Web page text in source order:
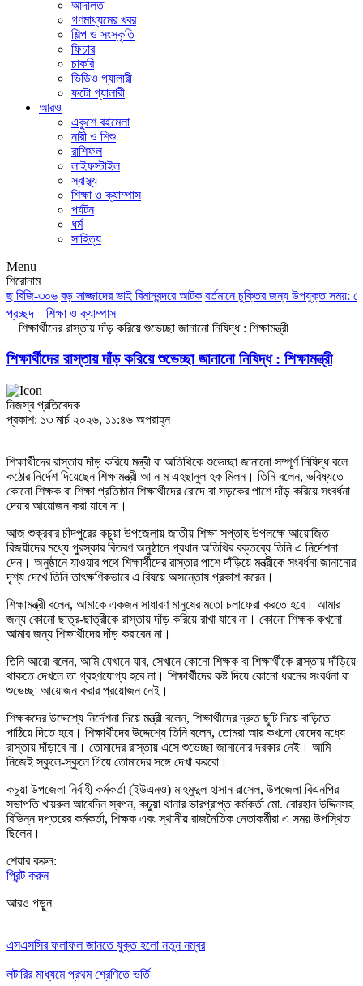
আদালত
গণমাধ্যমের খবর
শিল্প ও সংস্কৃতি
ফিচার
চাকরি
ভিডিও গ্যালারী
ফটো গ্যালারী
আরও
একুশে বইমেলা
নারী ও শিশু
রাশিফল
লাইফস্টাইল
স্বাস্থ্য
শিক্ষা ও ক্যাম্পাস
পর্যটন
ধর্ম
সাহিত্য
Menu
শিরোনাম
বিজি-৩০৬ বড় সাজ্জাদের ভাই বিমানবন্দরে আটক বর্তমানে চুক্তির জন্য উপযুক্ত সময়:
প্রচ্ছদ
শিক্ষা ও ক্যাম্পাস
শিক্ষার্থীদের রাস্তায় দাঁড় করিয়ে শুভেচ্ছা জানানো নিষিদ্ধ : শিক্ষামন্ত্রী
শিক্ষার্থীদের রাস্তায় দাঁড় করিয়ে শুভেচ্ছা জানানো নিষিদ্ধ : শিক্ষামন্ত্রী
নিজস্ব প্রতিবেদক
প্রকাশ: ১৩ মার্চ ২০২৬, ১১:৪৬ অপরাহ্ন
শিক্ষার্থীদের রাস্তায় দাঁড় করিয়ে মন্ত্রী বা অতিথিকে শুভেচ্ছা জানানো সম্পূর্ণ নিষিদ্ধ বলে
কঠোর নির্দেশ দিয়েছেন শিক্ষামন্ত্রী আ ন ম এহছানুল হক মিলন। তিনি বলেন, ভবিষ্যতে
কোনো শিক্ষক বা শিক্ষা প্রতিষ্ঠান শিক্ষার্থীদের রোদে বা সড়কের পাশে দাঁড় করিয়ে সংবর্ধনা
দেয়ার আয়োজন করা যাবে না।
আজ শুক্রবার চাঁদপুরের কচুয়া উপজেলায় জাতীয় শিক্ষা সপ্তাহ উপলক্ষে আয়োজিত
বিজয়ীদের মধ্যে পুরস্কার বিতরণ অনুষ্ঠানে প্রধান অতিথির বক্তব্যে তিনি এ নির্দেশনা
দেন। অনুষ্ঠানে যাওয়ার পথে শিক্ষার্থীদের রাস্তার পাশে দাঁড়িয়ে মন্ত্রীকে সংবর্ধনা জানানোর
দৃশ্য দেখে তিনি তাৎক্ষণিকভাবে এ বিষয়ে অসন্তোষ প্রকাশ করেন।
শিক্ষামন্ত্রী বলেন, আমাকে একজন সাধারণ মানুষের মতো চলাফেরা করতে হবে। আমার
জন্য কোনো ছাত্র-ছাত্রীকে রাস্তায় দাঁড় করিয়ে রাখা যাবে না। কোনো শিক্ষক কখনো
আমার জন্য শিক্ষার্থীদের দাঁড় করাবেন না।
তিনি আরো বলেন, আমি যেখানে যাব, সেখানে কোনো শিক্ষক বা শিক্ষার্থীকে রাস্তায় দাঁড়িয়ে
থাকতে দেখলে তা গ্রহণযোগ্য হবে না। শিক্ষার্থীদের কষ্ট দিয়ে কোনো ধরনের সংবর্ধনা বা
শুভেচ্ছা আয়োজন করার প্রয়োজন নেই।
শিক্ষকদের উদ্দেশ্যে নির্দেশনা দিয়ে মন্ত্রী বলেন, শিক্ষার্থীদের দ্রুত ছুটি দিয়ে বাড়িতে
পাঠিয়ে দিতে হবে। শিক্ষার্থীদের উদ্দেশ্যে তিনি বলেন, তোমরা আর কখনো রোদের মধ্যে
রাস্তায় দাঁড়াবে না। তোমাদের রাস্তায় এসে শুভেচ্ছা জানানোর দরকার নেই। আমি
নিজেই স্কুলে-স্কুলে গিয়ে তোমাদের সঙ্গে দেখা করবো।
কচুয়া উপজেলা নির্বাহী কর্মকর্তা (ইউএনও) মাহমুদুল হাসান রাসেল, উপজেলা বিএনপির
সভাপতি খায়রুল আবেদিন স্বপন, কচুয়া থানার ভারপ্রাপ্ত কর্মকর্তা মো. বোরহান উদ্দিনসহ
বিভিন্ন দপ্তরের কর্মকর্তা, শিক্ষক এবং স্থানীয় রাজনৈতিক নেতাকর্মীরা এ সময় উপস্থিত
ছিলেন।
শেয়ার করুন:
প্রিন্ট করুন
আরও পড়ুন
এসএসসির ফলাফল জানতে যুক্ত হলো নতুন নম্বর
লটারির মাধ্যমে প্রথম শ্রেণিতে ভর্তি